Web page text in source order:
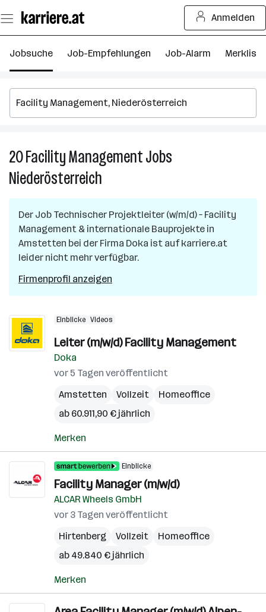
Seiteninhalt
springen
Anmelden
Jobsuche Job-Empfehlungen Job-Alarm Merkliste
20Facility ManagementJobs
Niederösterreich
Der Job Technischer Projektleiter (w/m/d) – Facility
Management & internationale Bauprojekte in
Amstetten bei der Firma Doka ist auf karriere.at
leider nicht mehr verfügbar.
Firmenprofil anzeigen
Einblicke Videos
Leiter (m/w/d) Facility Management
Doka
vor 5 Tagen veröffentlicht
Amstetten
Vollzeit
Homeoffice
ab 60.911,90 € jährlich
Merken
Einblicke
Facility Manager (m/w/d)
ALCAR Wheels GmbH
vor 3 Tagen veröffentlicht
Hirtenberg
Vollzeit
Homeoffice
ab 49.840 € jährlich
Merken